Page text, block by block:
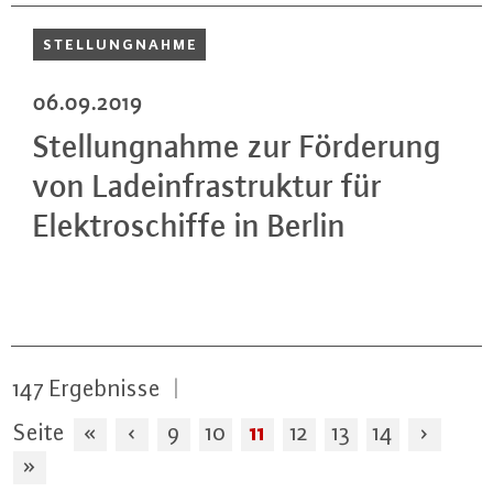
STEL­LUNG­NAH­ME
06.09.2019
Stel­lung­nah­me zur Förderung
von Lad­ein­fra­struk­tur für
Elek­tro­schif­fe in Berlin
147 Ergebnisse |
Seite
« ‹ 9 10 11 12 13 14
›
»